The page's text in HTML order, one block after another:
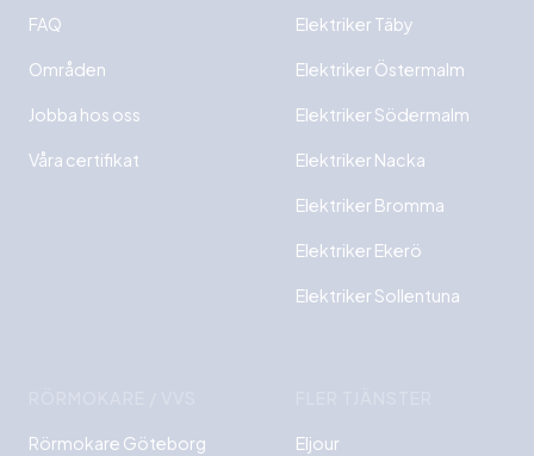
FAQ
Områden
Jobba hos oss
Våra certifikat
Elektriker Täby
Elektriker Östermalm
Elektriker Södermalm
Elektriker Nacka
Elektriker Bromma
Elektriker Ekerö
Elektriker Sollentuna
Rörmokare Göteborg Eljour